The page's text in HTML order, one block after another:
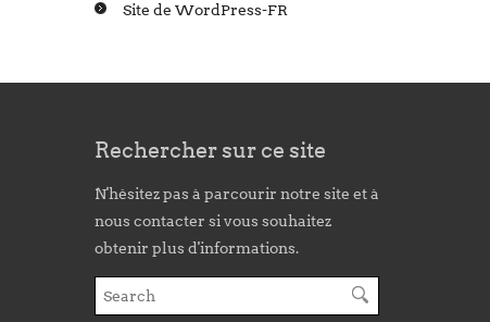
Site de WordPress-FR
Rechercher sur ce site
N'hésitez pas à parcourir notre site et à
nous contacter si vous souhaitez
obtenir plus d'informations.